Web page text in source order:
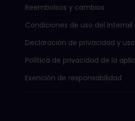
Reembolsos y cambios
Condiciones de uso del Interrail
Declaración de privacidad y
Política de privacidad de la
Exención de responsabilidad